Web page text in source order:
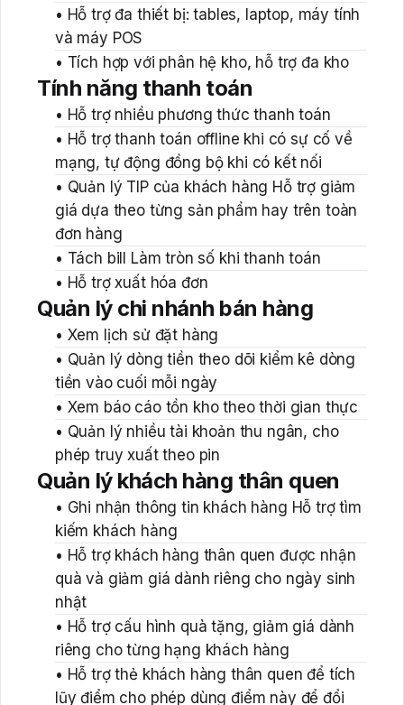
• Hỗ trợ đa thiết bị: tables, laptop, máy tính
và máy POS
• Tích hợp với phân hệ kho, hỗ trợ đa kho
Tính năng thanh toán
• Hỗ trợ nhiều phương thức thanh toán
• Hỗ trợ thanh toán offline khi có sự cố về
mạng, tự động đồng bộ khi có kết nối
• Quản lý TIP của khách hàng Hỗ trợ giảm
giá dựa theo từng sản phẩm hay trên toàn
đơn hàng
• Tách bill Làm tròn số khi thanh toán
• Hỗ trợ xuất hóa đơn
Quản lý chi nhánh bán hàng
• Xem lịch sử đặt hàng
• Quản lý dòng tiền theo dõi kiểm kê dòng
tiền vào cuối mỗi ngày
• Xem báo cáo tồn kho theo thời gian thực
• Quản lý nhiều tài khoản thu ngân, cho
phép truy xuất theo pin
Quản lý khách hàng thân quen
• Ghi nhận thông tin khách hàng Hỗ trợ tìm
kiếm khách hàng
• Hỗ trợ khách hàng thân quen được nhận
quà và giảm giá dành riêng cho ngày sinh
nhật
• Hỗ trợ cấu hình quà tặng, giảm giá dành
riêng cho từng hạng khách hàng
• Hỗ trợ thẻ khách hàng thân quen để tích
lũy điểm cho phép dùng điểm này để đổi